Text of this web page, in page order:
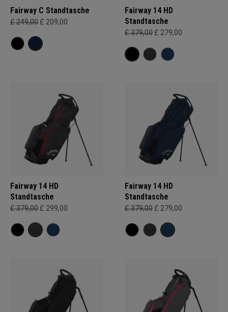
Fairway C Standtasche
£ 249,00 £ 209,00
Fairway 14 HD
Standtasche
£ 379,00 £ 279,00
Fairway 14 HD
Standtasche
£ 379,00 £ 299,00
Fairway 14 HD
Standtasche
£ 379,00 £ 279,00